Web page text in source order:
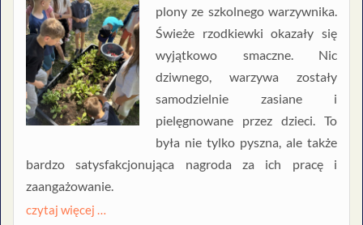
plony ze szkolnego warzywnika.
Świeże rzodkiewki okazały się
wyjątkowo smaczne. Nic
dziwnego, warzywa zostały
samodzielnie zasiane i
pielęgnowane przez dzieci. To
była nie tylko pyszna, ale także
bardzo satysfakcjonująca nagroda za ich pracę i
zaangażowanie.
czytaj więcej …